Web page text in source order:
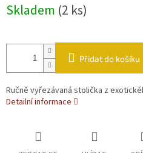
Skladem (2 ks)
Přidat do košíku
Ručně vyřezávaná stolička z
Detailní informace